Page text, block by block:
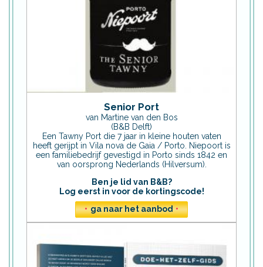
Senior Port
van Martine van den Bos
(B&B Delft)
Een Tawny Port die 7 jaar in kleine houten vaten
heeft gerijpt in Vila nova de Gaia / Porto. Niepoort is
een familiebedrijf gevestigd in Porto sinds 1842 en
van oorsprong Nederlands (Hilversum).
Ben je lid van B&B?
Log eerst in voor de kortingscode!
• ga naar het aanbod •